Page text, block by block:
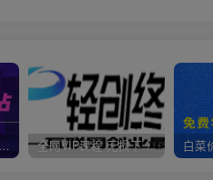
你还在到处找项目？还在当韭菜？我靠卖项目一个月收入5万+，曾经我也是个失败者。 全网VIP课程 无损下载~